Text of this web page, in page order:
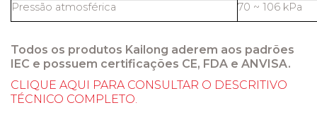
Pressão atmosférica
70 ~ 106 kPa
Todos os produtos Kailong aderem aos padrões
IEC e possuem certificações CE, FDA e ANVISA.
CLIQUE AQUI PARA CONSULTAR O DESCRITIVO
TÉCNICO COMPLETO.